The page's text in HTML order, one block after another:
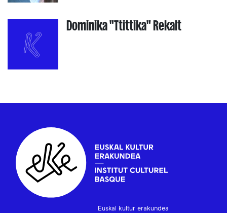
Dominika "Ttittika" Rekalt
Euskal kultur erakundea